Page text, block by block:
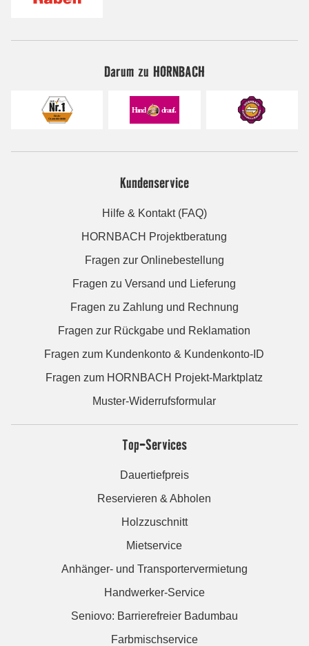
Darum zu HORNBACH
Kundenservice
Hilfe & Kontakt (FAQ)
HORNBACH Projektberatung
Fragen zur Onlinebestellung
Fragen zu Versand und Lieferung
Fragen zu Zahlung und Rechnung
Fragen zur Rückgabe und Reklamation
Fragen zum Kundenkonto & Kundenkonto-ID
Fragen zum HORNBACH Projekt-Marktplatz
Muster-Widerrufsformular
Top-Services
Dauertiefpreis
Reservieren & Abholen
Holzzuschnitt
Mietservice
Anhänger- und Transportervermietung
Handwerker-Service
Seniovo: Barrierefreier Badumbau
Farbmischservice